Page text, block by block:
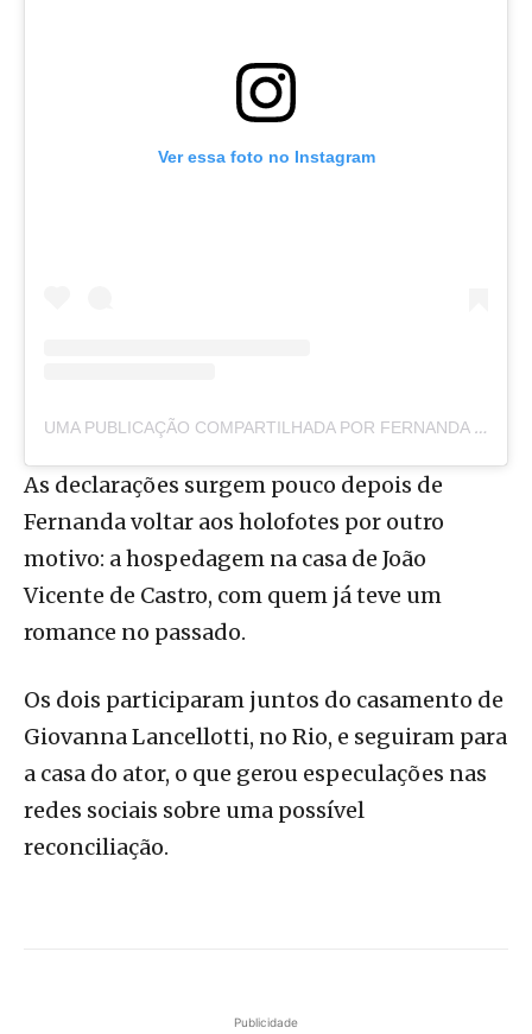
Ver essa foto no Instagram
UMA PUBLICAÇÃO COMPARTILHADA POR FERNANDA PAES LEME (@FEPAESLEME)
As declarações surgem pouco depois de
Fernanda voltar aos holofotes por outro
motivo: a hospedagem na casa de João
Vicente de Castro, com quem já teve um
romance no passado.
Os dois participaram juntos do casamento de
Giovanna Lancellotti, no Rio, e seguiram para
a casa do ator, o que gerou especulações nas
redes sociais sobre uma possível
reconciliação.
Publicidade